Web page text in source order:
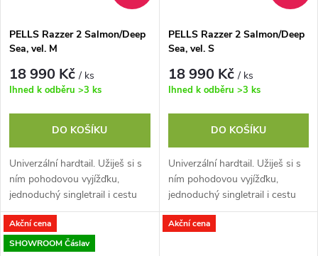
PELLS Razzer 2 Salmon/Deep
Sea, vel. M
18 990 Kč/ ks
Ihned k odběru >3 ks
DO KOŠÍKU
Univerzální hardtail. Užiješ si s
ním pohodovou vyjížďku,
jednoduchý singletrail i cestu
do práce. Jeho hliníkový rám s
Easy Trail geometrií perfektně...
PELLS Razzer 2 Salmon/Deep
Sea, vel. S
18 990 Kč/ ks
Ihned k odběru >3 ks
DO KOŠÍKU
Univerzální hardtail. Užiješ si s
ním pohodovou vyjížďku,
jednoduchý singletrail i cestu
do práce. Jeho hliníkový rám s
Easy Trail geometrií perfektně...
Akční cena
SHOWROOM Čáslav
Akční cena